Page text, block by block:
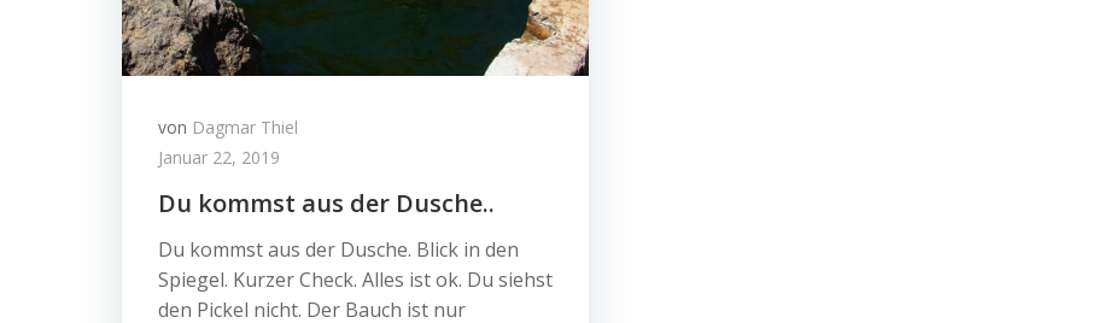
von Dagmar Thiel
Januar 22, 2019
Du kommst aus der Dusche..
Du kommst aus der Dusche. Blick in den
Spiegel. Kurzer Check. Alles ist ok. Du siehst
den Pickel nicht. Der Bauch ist nur